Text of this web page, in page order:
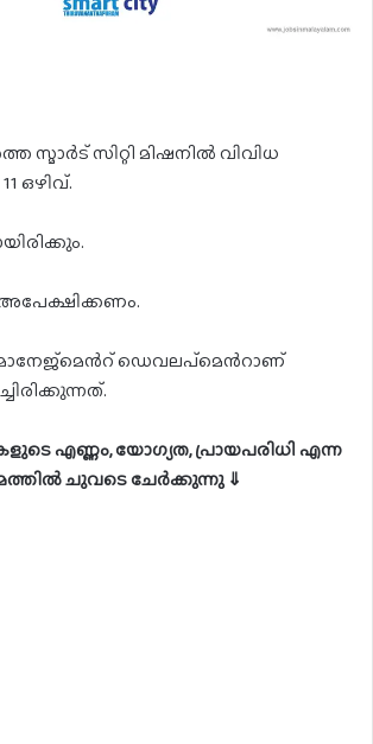
സ്മാർട് സിറ്റി മിഷനിൽ വിവിധ
ഒഴിവ്.
ഡെവലപ്മെൻറാണ്
എണ്ണം, യോഗ്യത, പ്രായപരിധി എന്ന
ചുവടെ ചേർക്കുന്നു ⇓